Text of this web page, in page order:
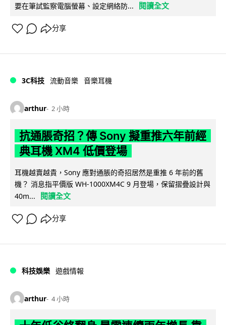
要在筆試監察電腦螢幕、設定網絡防...
閱讀全文
分享
3C科技 流動音樂 音樂耳機
arthur 2 小時
抗通脹奇招？傳 Sony 擬重推六年前經
典耳機 XM4 低價登場
耳機越賣越貴，Sony 應對通脹的奇招居然是重推 6 年前的舊
機？ 消息指平價版 WH-1000XM4C 9 月登場，保留摺疊設計與
40m...
閱讀全文
分享
科技娛樂 遊戲情報
arthur 4 小時